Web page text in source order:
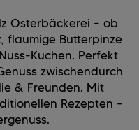
Osterbäckerei – ob
flaumige Butterpinze
Kuchen. Perfekt
zwischendurch
& Freunden. Mit
Rezepten –